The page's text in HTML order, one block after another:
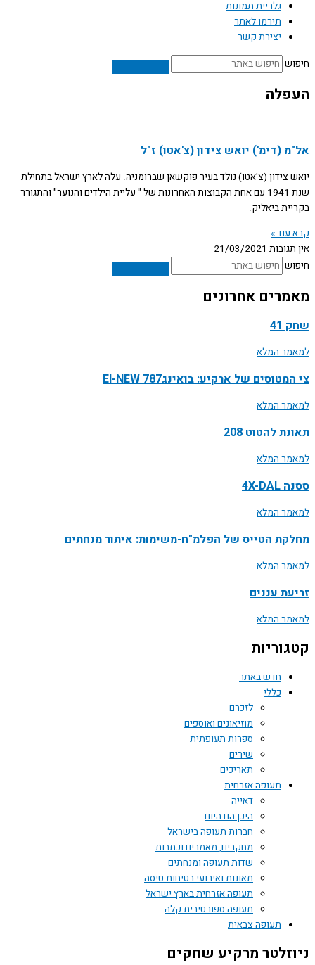
גלריית תמונות
תירמו לאתר
יצירת קשר
חיפוש
העפלה
אל"מ (דימ') יואש צידון (צ'אטו) ז"ל
יואש צידון (צ'אטו) נולד בעיר פוקשאן שברומניה. עלה לארץ ישראל בתחילת
שנת 1941 עם אחת הקבוצות האחרונות של " עליית הילדים והנוער" והתגורר
בקריית ביאליק.
קרא עוד »
אין תגובות 21/03/2021
חיפוש
מאמרים אחרונים
שחק 41
למאמר המלא
צי המטוסים של ארקיע: בואינג787 EI-NEW
למאמר המלא
תאונת להטוט 208
למאמר המלא
ססנה 4X-DAL
למאמר המלא
מחלקת הטייס של הפלמ"ח-משימות: איתור מנחתים
למאמר המלא
זריעת עננים
למאמר המלא
קטגוריות
חדש באתר
כללי
לזכרם
מוזיאונים ואוספים
ספרות תעופתית
שירים
תאריכים
תעופה אזרחית
דאייה
היכן הם היום
חברות תעופה בישראל
מחקרים, מאמרים וכתבות
שדות תעופה ומנחתים
תאונות ואירועי בטיחות טיסה
תעופה אזרחית בארץ ישראל
תעופה ספורטיבית קלה
תעופה צבאית
ניוזלטר מרקיע שחקים